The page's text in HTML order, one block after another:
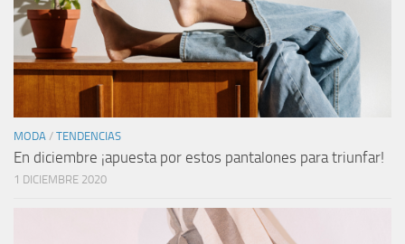
MODA / TENDENCIAS
En diciembre ¡apuesta por estos pantalones para triunfar!
1 DICIEMBRE 2020